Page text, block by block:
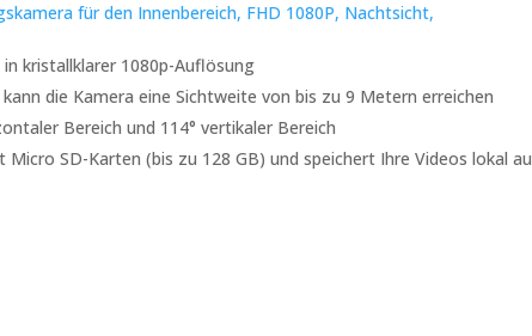
für den Innenbereich, FHD 1080P, Nachtsicht,
kristallklarer 1080p-Auflösung
die Kamera eine Sichtweite von bis zu 9 Metern erreichen
Bereich und 114° vertikaler Bereich
SD-Karten (bis zu 128 GB) und speichert Ihre Videos lokal